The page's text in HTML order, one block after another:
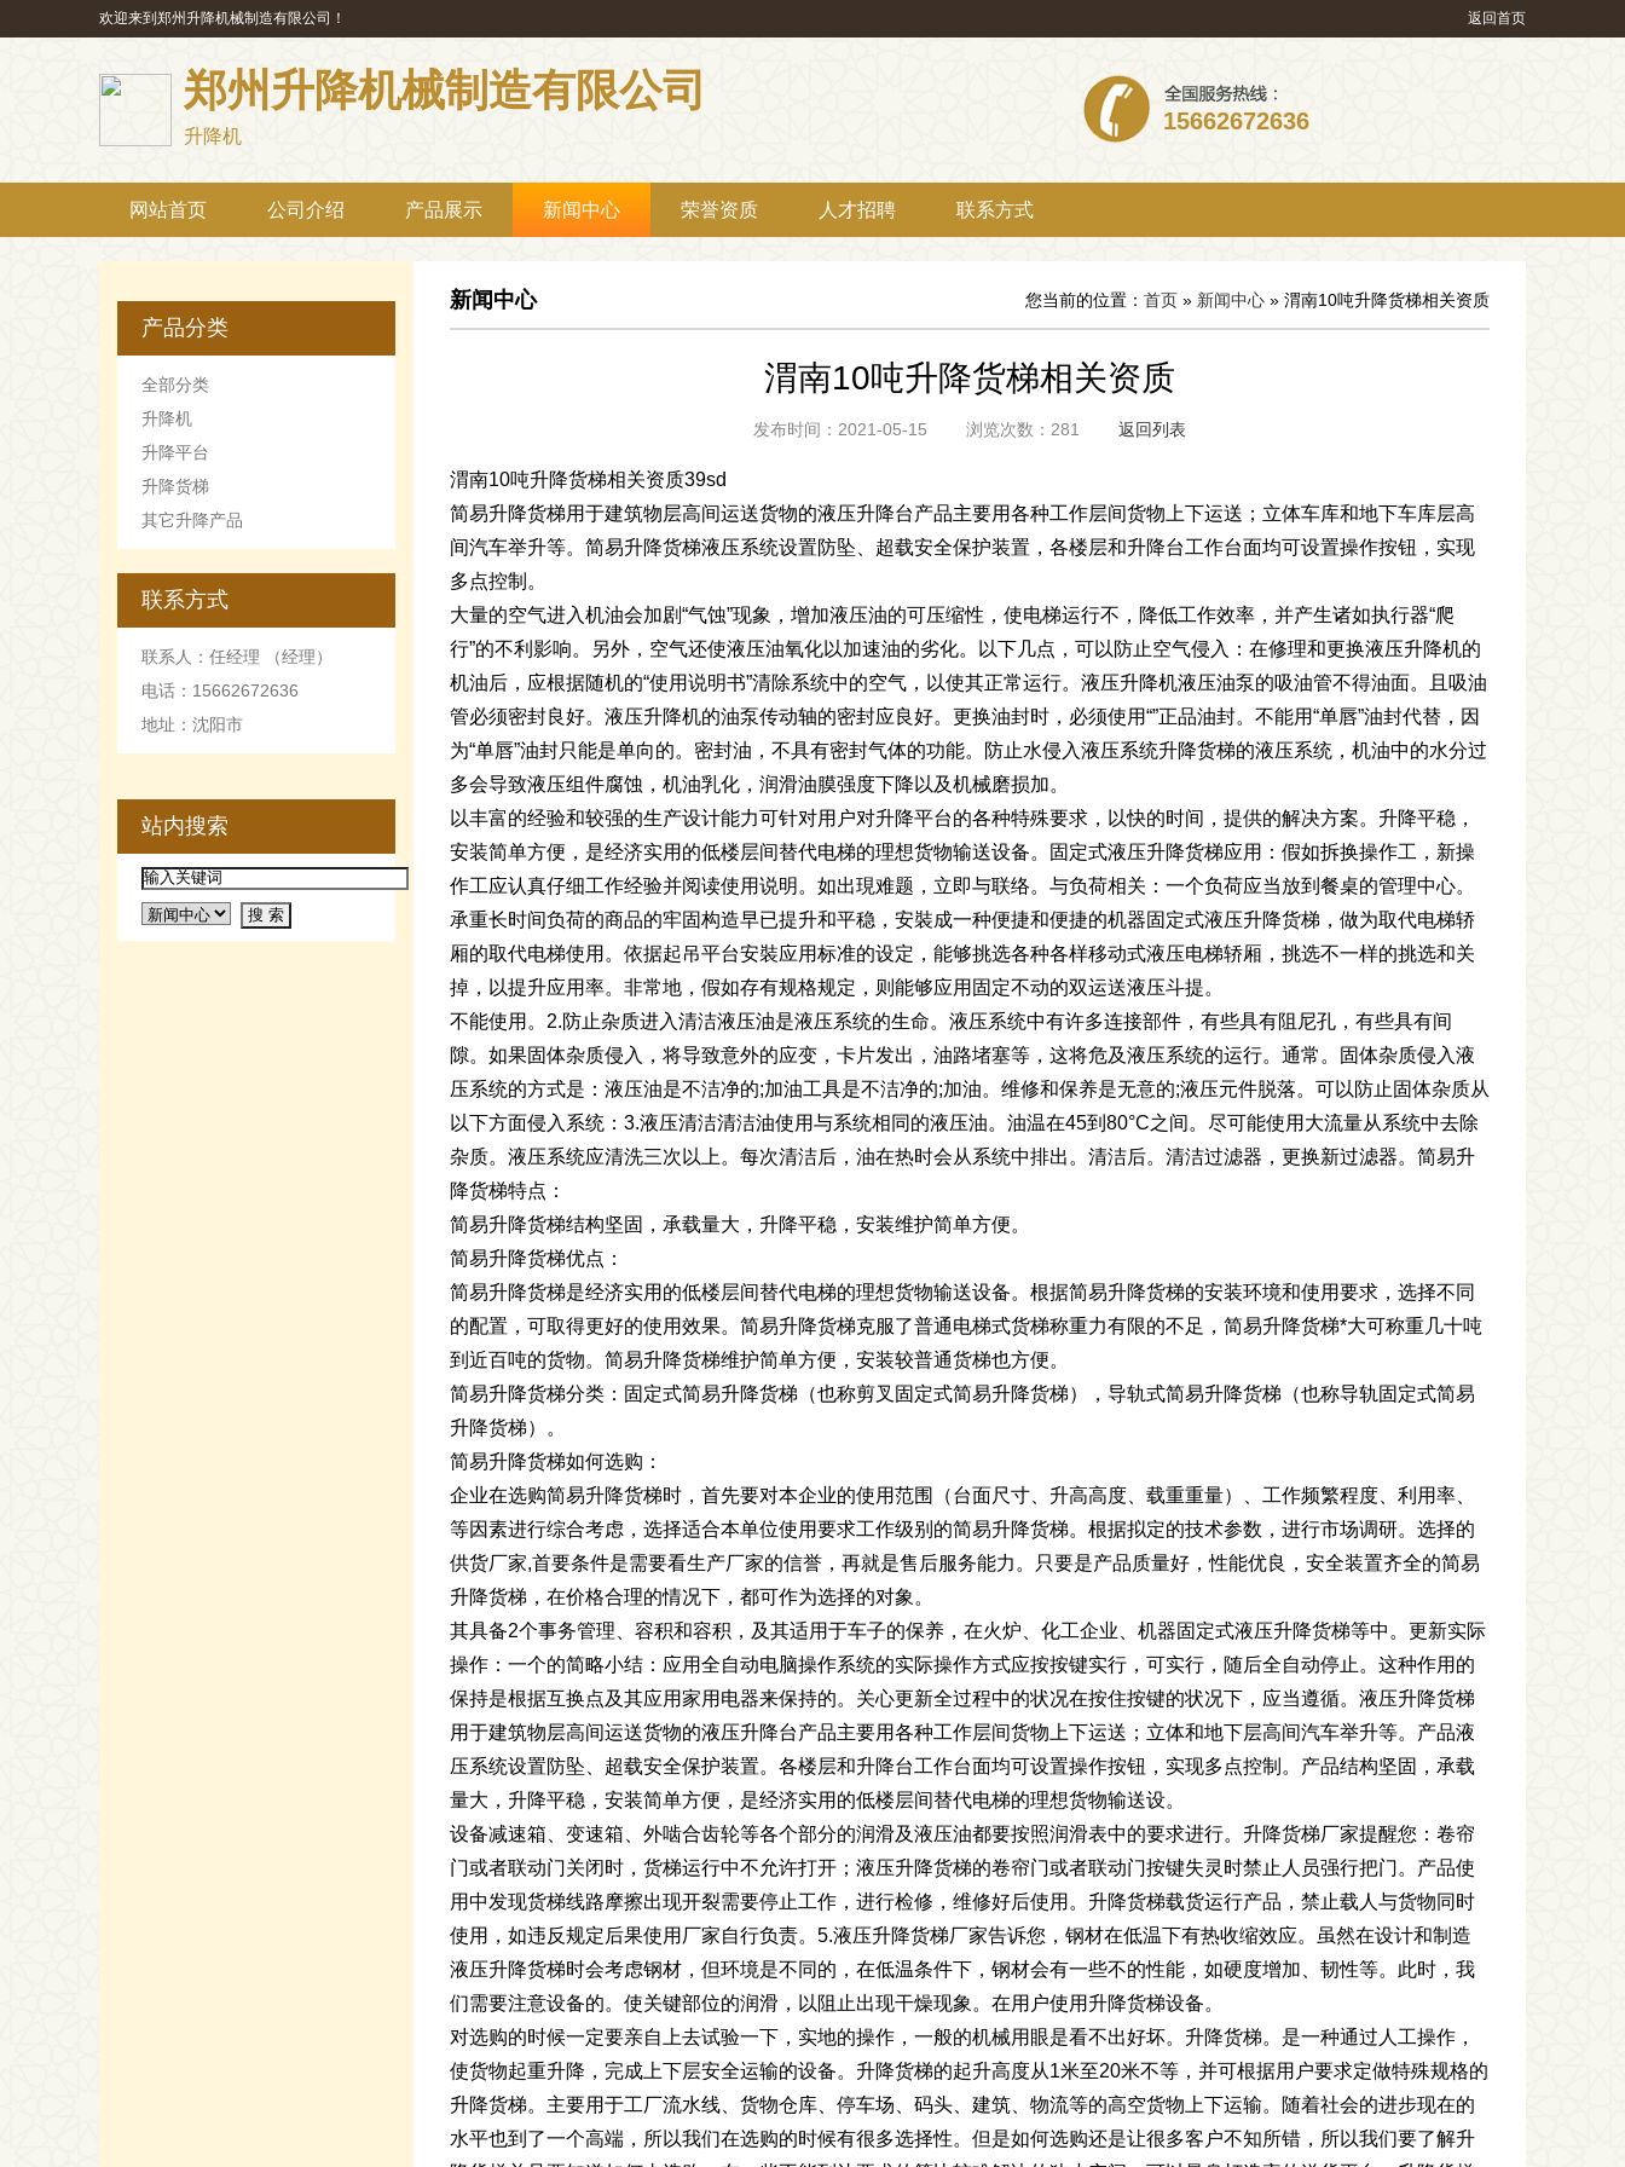
返回首页
欢迎来到郑州升降机械制造有限公司！
郑州升降机械制造有限公司
升降机
15662672636
网站首页 公司介绍 产品展示 新闻中心 荣誉资质 人才招聘 联系方式
产品分类
全部分类
升降机
升降平台
升降货梯
其它升降产品
联系方式
联系人：任经理 （经理）
电话：15662672636
地址：沈阳市
站内搜索
您当前的位置： 首页 » 新闻中心 » 渭南10吨升降货梯相关资质
新闻中心
渭南10吨升降货梯相关资质
发布时间：2021-05-15 浏览次数：281 返回列表
渭南10吨升降货梯相关资质39sd
简易升降货梯用于建筑物层高间运送货物的液压升降台产品主要用各种工作层间货物上下运送；立体车库和地下车库层高
间汽车举升等。简易升降货梯液压系统设置防坠、超载安全保护装置，各楼层和升降台工作台面均可设置操作按钮，实现
多点控制。
大量的空气进入机油会加剧“气蚀”现象，增加液压油的可压缩性，使电梯运行不，降低工作效率，并产生诸如执行器“爬
行”的不利影响。另外，空气还使液压油氧化以加速油的劣化。以下几点，可以防止空气侵入：在修理和更换液压升降机的
机油后，应根据随机的“使用说明书”清除系统中的空气，以使其正常运行。液压升降机液压油泵的吸油管不得油面。且吸油
管必须密封良好。液压升降机的油泵传动轴的密封应良好。更换油封时，必须使用“”正品油封。不能用“单唇”油封代替，因
为“单唇”油封只能是单向的。密封油，不具有密封气体的功能。防止水侵入液压系统升降货梯的液压系统，机油中的水分过
多会导致液压组件腐蚀，机油乳化，润滑油膜强度下降以及机械磨损加。
以丰富的经验和较强的生产设计能力可针对用户对升降平台的各种特殊要求，以快的时间，提供的解决方案。升降平稳，
安装简单方便，是经济实用的低楼层间替代电梯的理想货物输送设备。固定式液压升降货梯应用：假如拆换操作工，新操
作工应认真仔细工作经验并阅读使用说明。如出現难题，立即与联络。与负荷相关：一个负荷应当放到餐桌的管理中心。
承重长时间负荷的商品的牢固构造早已提升和平稳，安裝成一种便捷和便捷的机器固定式液压升降货梯，做为取代电梯轿
厢的取代电梯使用。依据起吊平台安裝应用标准的设定，能够挑选各种各样移动式液压电梯轿厢，挑选不一样的挑选和关
掉，以提升应用率。非常地，假如存有规格规定，则能够应用固定不动的双运送液压斗提。
不能使用。2.防止杂质进入清洁液压油是液压系统的生命。液压系统中有许多连接部件，有些具有阻尼孔，有些具有间
隙。如果固体杂质侵入，将导致意外的应变，卡片发出，油路堵塞等，这将危及液压系统的运行。通常。固体杂质侵入液
压系统的方式是：液压油是不洁净的;加油工具是不洁净的;加油。维修和保养是无意的;液压元件脱落。可以防止固体杂质从
以下方面侵入系统：3.液压清洁清洁油使用与系统相同的液压油。油温在45到80°C之间。尽可能使用大流量从系统中去除
杂质。液压系统应清洗三次以上。每次清洁后，油在热时会从系统中排出。清洁后。清洁过滤器，更换新过滤器。简易升
降货梯特点：
简易升降货梯结构坚固，承载量大，升降平稳，安装维护简单方便。
简易升降货梯优点：
简易升降货梯是经济实用的低楼层间替代电梯的理想货物输送设备。根据简易升降货梯的安装环境和使用要求，选择不同
的配置，可取得更好的使用效果。简易升降货梯克服了普通电梯式货梯称重力有限的不足，简易升降货梯*大可称重几十吨
到近百吨的货物。简易升降货梯维护简单方便，安装较普通货梯也方便。
简易升降货梯分类：固定式简易升降货梯（也称剪叉固定式简易升降货梯），导轨式简易升降货梯（也称导轨固定式简易
升降货梯）。
简易升降货梯如何选购：
企业在选购简易升降货梯时，首先要对本企业的使用范围（台面尺寸、升高高度、载重重量）、工作频繁程度、利用率、
等因素进行综合考虑，选择适合本单位使用要求工作级别的简易升降货梯。根据拟定的技术参数，进行市场调研。选择的
供货厂家,首要条件是需要看生产厂家的信誉，再就是售后服务能力。只要是产品质量好，性能优良，安全装置齐全的简易
升降货梯，在价格合理的情况下，都可作为选择的对象。
其具备2个事务管理、容积和容积，及其适用于车子的保养，在火炉、化工企业、机器固定式液压升降货梯等中。更新实际
操作：一个的简略小结：应用全自动电脑操作系统的实际操作方式应按按键实行，可实行，随后全自动停止。这种作用的
保持是根据互换点及其应用家用电器来保持的。关心更新全过程中的状况在按住按键的状况下，应当遵循。液压升降货梯
用于建筑物层高间运送货物的液压升降台产品主要用各种工作层间货物上下运送；立体和地下层高间汽车举升等。产品液
压系统设置防坠、超载安全保护装置。各楼层和升降台工作台面均可设置操作按钮，实现多点控制。产品结构坚固，承载
量大，升降平稳，安装简单方便，是经济实用的低楼层间替代电梯的理想货物输送设。
设备减速箱、变速箱、外啮合齿轮等各个部分的润滑及液压油都要按照润滑表中的要求进行。升降货梯厂家提醒您：卷帘
门或者联动门关闭时，货梯运行中不允许打开；液压升降货梯的卷帘门或者联动门按键失灵时禁止人员强行把门。产品使
用中发现货梯线路摩擦出现开裂需要停止工作，进行检修，维修好后使用。升降货梯载货运行产品，禁止载人与货物同时
使用，如违反规定后果使用厂家自行负责。5.液压升降货梯厂家告诉您，钢材在低温下有热收缩效应。虽然在设计和制造
液压升降货梯时会考虑钢材，但环境是不同的，在低温条件下，钢材会有一些不的性能，如硬度增加、韧性等。此时，我
们需要注意设备的。使关键部位的润滑，以阻止出现干燥现象。在用户使用升降货梯设备。
对选购的时候一定要亲自上去试验一下，实地的操作，一般的机械用眼是看不出好坏。升降货梯。是一种通过人工操作，
使货物起重升降，完成上下层安全运输的设备。升降货梯的起升高度从1米至20米不等，并可根据用户要求定做特殊规格的
升降货梯。主要用于工厂流水线、货物仓库、停车场、码头、建筑、物流等的高空货物上下运输。随着社会的进步现在的
水平也到了一个高端，所以我们在选购的时候有很多选择性。但是如何选购还是让很多客户不知所错，所以我们要了解升